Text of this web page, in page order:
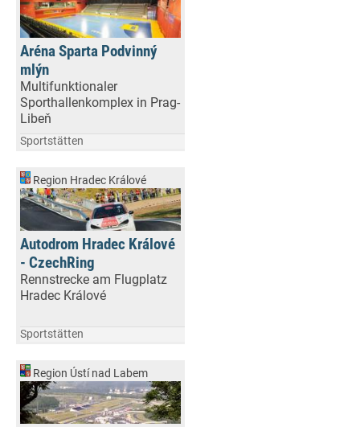
Aréna Sparta Podvinný
mlýn
Multifunktionaler
Sporthallenkomplex in Prag-
Libeň
Sportstätten
Region Hradec Králové
Autodrom Hradec Králové
- CzechRing
Rennstrecke am Flugplatz
Hradec Králové
Sportstätten
Region Ústí nad Labem